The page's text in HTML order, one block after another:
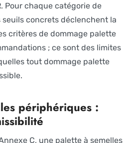
Pour chaque catégorie de
concrets déclenchent la
critères de dommage palette
; ce sont des limites
tout dommage palette
périphériques :
C, une palette à semelles